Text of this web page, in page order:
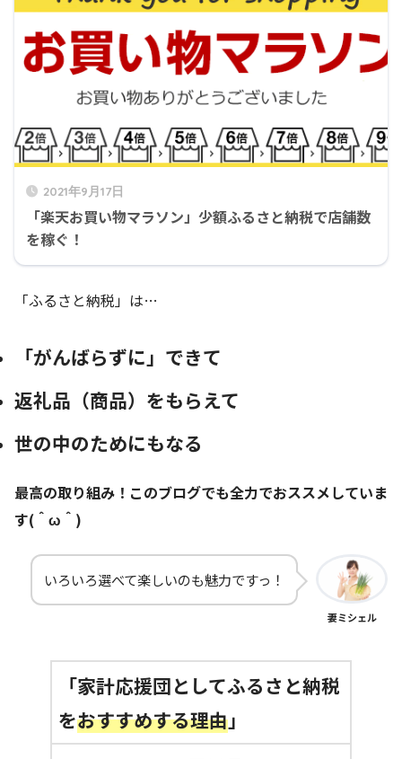
2021年9月17日
「楽天お買い物マラソン」少額ふるさと納税で店舗数
を稼ぐ！
「ふるさと納税」は…
「がんばらずに」できて
返礼品（商品）をもらえて
世の中のためにもなる
最高の取り組み！このブログでも全力でおススメしていま
す(＾ω＾)
いろいろ選べて楽しいのも魅力ですっ！
妻ミシェル
「家計応援団としてふるさと納税
をおすすめする理由」